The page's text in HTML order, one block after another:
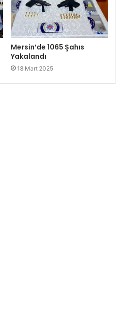
Mersin’de 1065 Şahıs
Yakalandı
18 Mart 2025